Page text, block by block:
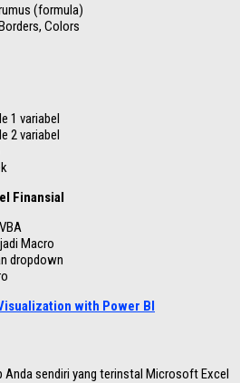
(formula)
Colors
1 variabel
2 variabel
Finansial
Macro
dropdown
with Power BI
Anda sendiri yang terinstal Microsoft Excel